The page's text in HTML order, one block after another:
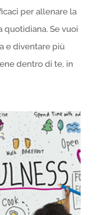
per allenare la
quotidiana. Se vuoi
e diventare più
dentro di te, in